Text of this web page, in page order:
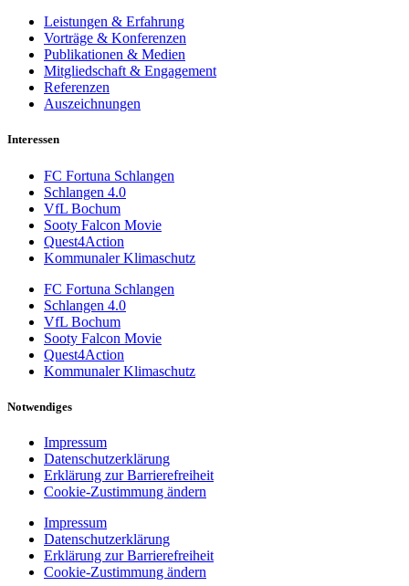
Leistungen & Erfahrung
Vorträge & Konferenzen
Publikationen & Medien
Mitgliedschaft & Engagement
Referenzen
Auszeichnungen
Interessen
FC Fortuna Schlangen
Schlangen 4.0
VfL Bochum
Sooty Falcon Movie
Quest4Action
Kommunaler Klimaschutz
FC Fortuna Schlangen
Schlangen 4.0
VfL Bochum
Sooty Falcon Movie
Quest4Action
Kommunaler Klimaschutz
Notwendiges
Impressum
Datenschutzerklärung
Erklärung zur Barrierefreiheit
Cookie-Zustimmung ändern
Impressum
Datenschutzerklärung
Erklärung zur Barrierefreiheit
Cookie-Zustimmung ändern